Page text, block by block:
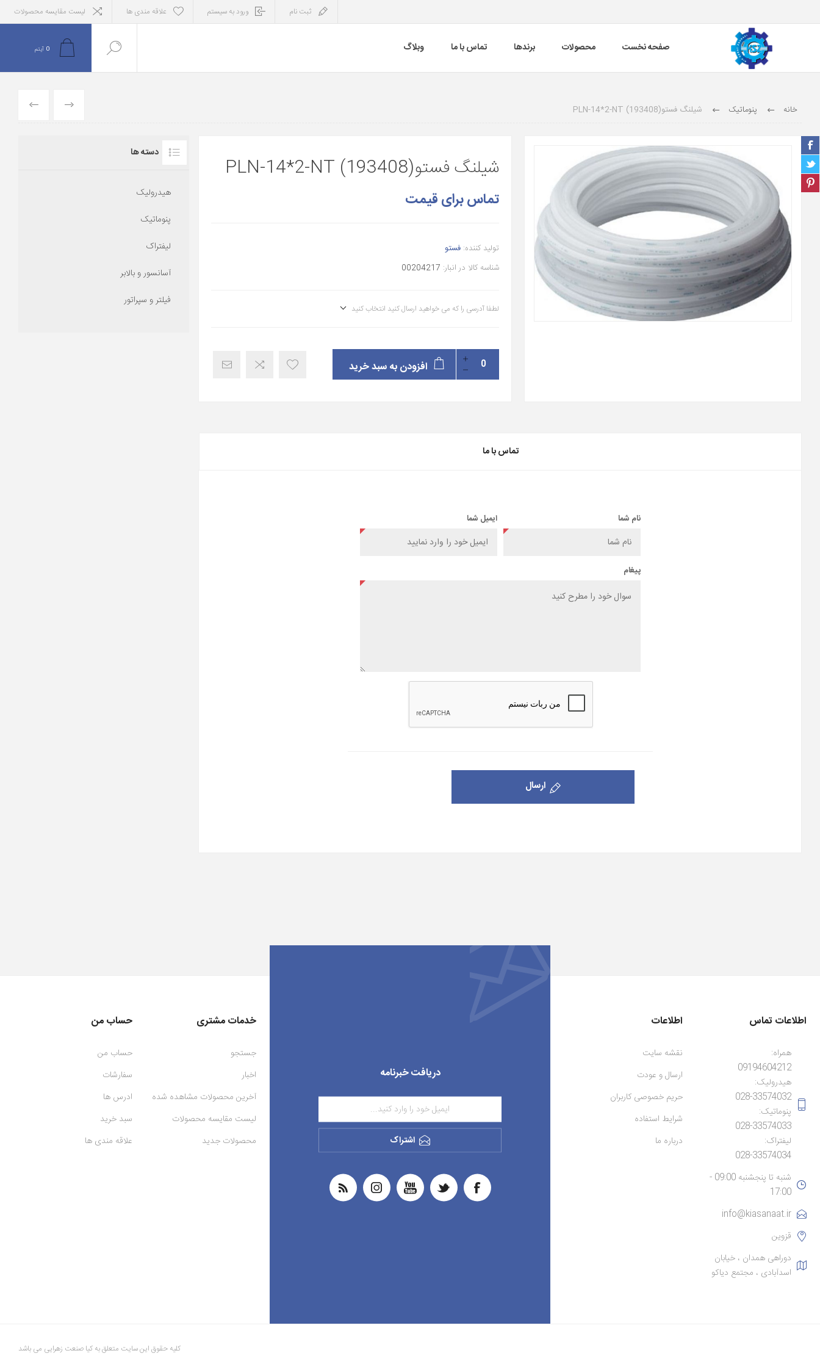
ثبت نام ورود به سیستم علاقه مندی ها لیست مقایسه محصولات
صفحه نخست محصولات برندها تماس با ما وبلاگ 0 آیتم
خانه پنوماتیک شیلنگ فستو(193408) PLN-14*2-NT بعدی
شیلنگ فستو(193408) PLN-14*2-NT
تماس برای قیمت
تولید کننده: فستو
شناسه کالا در انبار: 00204217
لطفا آدرسی را که می خواهید ارسال کنید انتخاب کنید
افزودن به سبد خرید
تماس با ما
نام شما ایمیل شما
پیغام
ارسال
دسته ها
هیدرولیک
پنوماتیک
لیفتراک
آسانسور و بالابر
فیلتر و سپراتور
دریافت خبرنامه
اشتراک
اطلاعات تماس
همراه:
09194604212
هیدرولیک:
028-33574032
پنوماتیک:
028-33574033
لیفتراک:
028-33574034
شنبه تا پنجشنبه 09:00 -
17:00
info@kiasanaat.ir
قزوین
دوراهی همدان ، خیابان
اسدآبادی ، مجتمع دیاکو
اطلاعات
نقشه سایت
ارسال و عودت
حریم خصوصی کاربران
شرایط استفاده
درباره ما
خدمات مشتری
جستجو
اخبار
آخرین محصولات مشاهده شده
لیست مقایسه محصولات
محصولات جدید
حساب من
حساب من
سفارشات
ادرس ها
سبد خرید
علاقه مندی ها
کلیه حقوق این سایت متعلق به کیا صنعت زهرایی می باشد